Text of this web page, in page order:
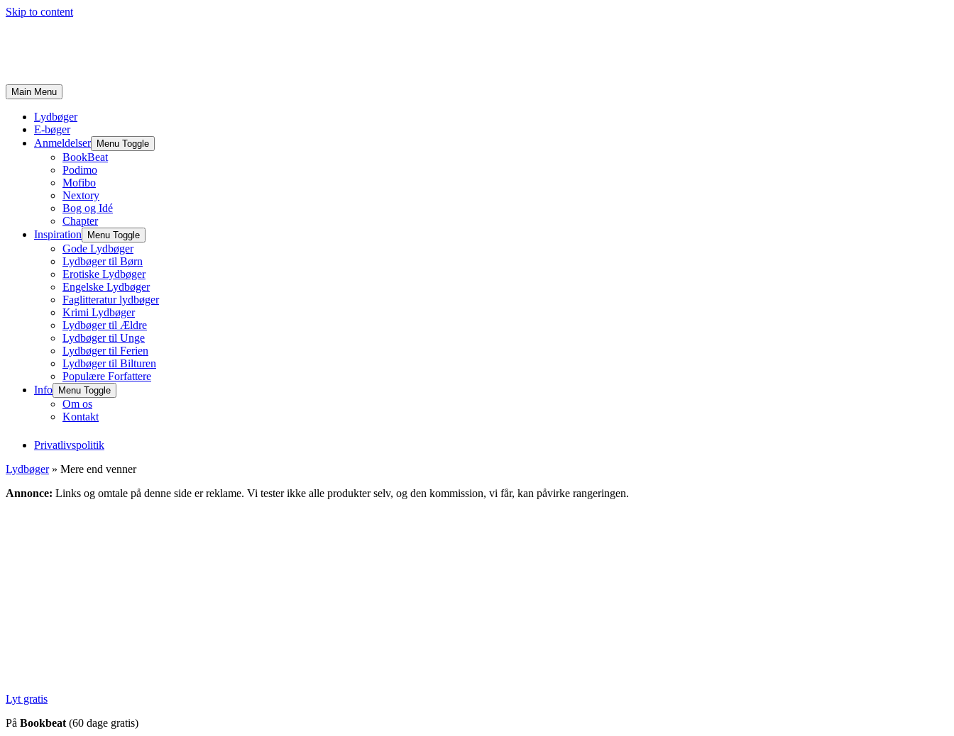
Skip to content
Main Menu
Lydbøger
E-bøger
Anmeldelser
Menu Toggle
BookBeat
Podimo
Mofibo
Nextory
Bog og Idé
Chapter
Inspiration
Menu Toggle
Gode Lydbøger
Lydbøger til Børn
Erotiske Lydbøger
Engelske Lydbøger
Faglitteratur lydbøger
Krimi Lydbøger
Lydbøger til Ældre
Lydbøger til Unge
Lydbøger til Ferien
Lydbøger til Bilturen
Populære Forfattere
Info
Menu Toggle
Om os
Kontakt
Privatlivspolitik
Lydbøger» Mere end venner
Annonce: Links og omtale på denne side er reklame. Vi tester ikke alle produkter selv, og den kommission, vi får, kan påvirke rangeringen.
Lyt gratis
På Bookbeat (60 dage gratis)